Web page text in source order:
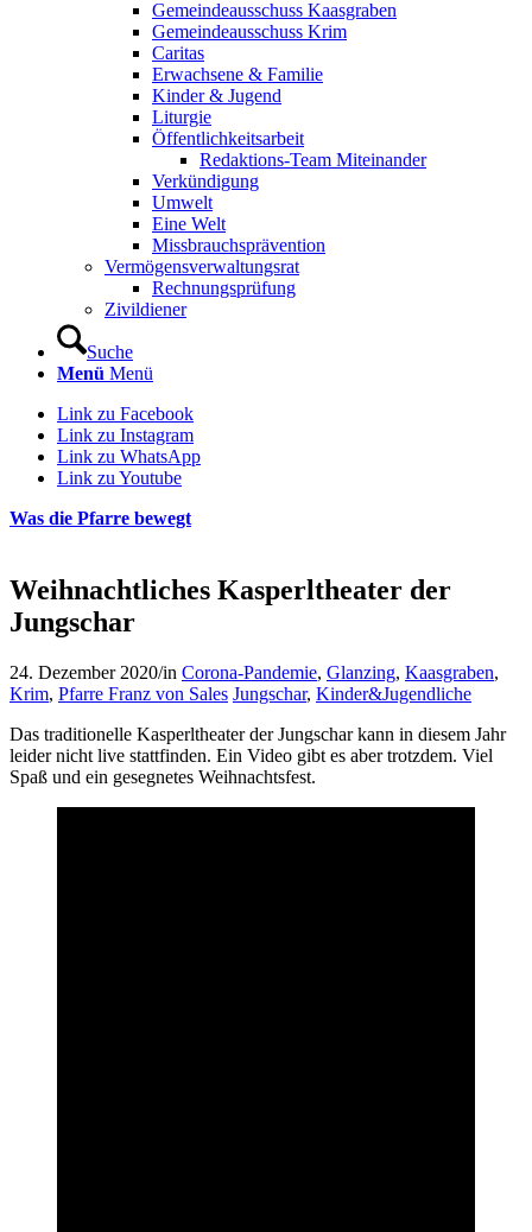
Gemeindeausschuss Kaasgraben
Gemeindeausschuss Krim
Caritas
Erwachsene & Familie
Kinder & Jugend
Liturgie
Öffentlichkeitsarbeit
Redaktions-Team Miteinander
Verkündigung
Umwelt
Eine Welt
Missbrauchsprävention
Vermögensverwaltungsrat
Rechnungsprüfung
Zivildiener
Suche
Menü Menü
Link zu Facebook
Link zu Instagram
Link zu WhatsApp
Link zu Youtube
Was die Pfarre bewegt
Weihnachtliches Kasperltheater der
Jungschar
24. Dezember 2020/in Corona-Pandemie, Glanzing, Kaasgraben,
Krim, Pfarre Franz von Sales Jungschar, Kinder&Jugendliche
Das traditionelle Kasperltheater der Jungschar kann in diesem Jahr
leider nicht live stattfinden. Ein Video gibt es aber trotzdem. Viel
Spaß und ein gesegnetes Weihnachtsfest.